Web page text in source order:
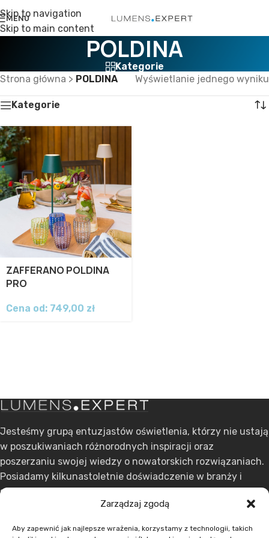
Zarządzaj zgodą
Aby zapewnić jak najlepsze wrażenia, korzystamy z technologii, takich
Skip to navigation
Skip to main content
MENU
POLDINA
Kategorie
Strona główna > POLDINA Wyświetlanie jednego wyniku
Kategorie
ZAFFERANO POLDINA
PRO
Cena od: 749,00 zł
Jesteśmy grupą entuzjastów oświetlenia, którzy nie ustają
w poszukiwaniach różnorodnych inspiracji oraz
poszerzaniu swojej wiedzy o nowatorskich rozwiązaniach.
Posiadamy kilkunastoletnie doświadczenie w branży i
stawiamy na ciągły rozwój.